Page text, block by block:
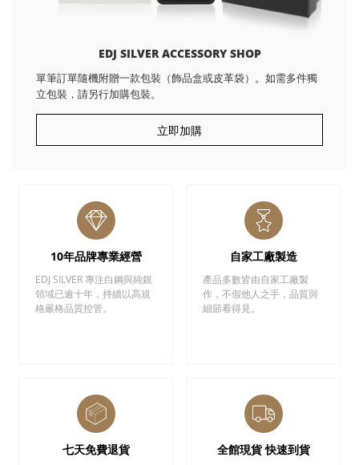
EDJ SILVER ACCESSORY SHOP
單筆訂單隨機附贈一款包裝（飾品盒或皮革袋）。如需多件獨
立包裝，請另行加購包裝。
立即加購
10年品牌專業經營
EDJ SILVER 專注白鋼與純銀
領域已逾十年，持續以高規
格嚴格品質控管。
自家工廠製造
產品多數皆由自家工廠製
作，不假他人之手，品質與
細節看得見。
七天免費退貨 全館現貨 快速到貨